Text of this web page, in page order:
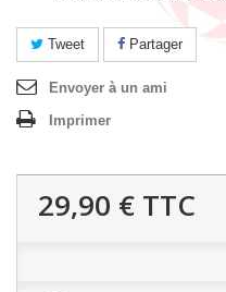
Tweet Partager
Envoyer à un ami
Imprimer
29,90 € TTC